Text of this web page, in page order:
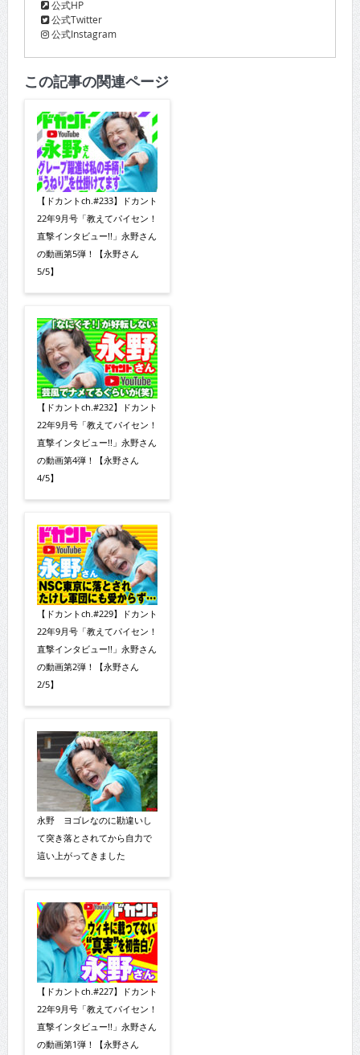
公式HP
公式Twitter
公式Instagram
この記事の関連ページ
【ドカントch.#233】ドカント
22年9月号「教えてパイセン！
直撃インタビュー!!」永野さん
の動画第5弾！【永野さん
5/5】
【ドカントch.#232】ドカント
22年9月号「教えてパイセン！
直撃インタビュー!!」永野さん
の動画第4弾！【永野さん
4/5】
【ドカントch.#229】ドカント
22年9月号「教えてパイセン！
直撃インタビュー!!」永野さん
の動画第2弾！【永野さん
2/5】
永野 ヨゴレなのに勘違いし
て突き落とされてから自力で
這い上がってきました
【ドカントch.#227】ドカント
22年9月号「教えてパイセン！
直撃インタビュー!!」永野さん
の動画第1弾！【永野さん